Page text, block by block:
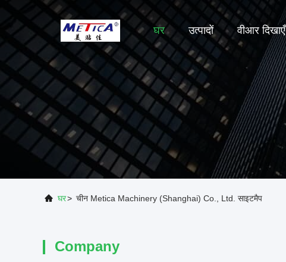
घर उत्पादों वीआर दिखाएँ
घर> चीन Metica Machinery (Shanghai) Co., Ltd. साइटमैप
Company